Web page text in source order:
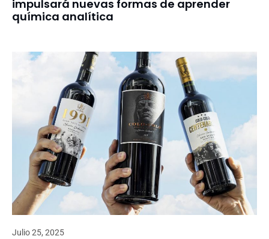
impulsará nuevas formas de aprender
química analítica
Julio 25, 2025